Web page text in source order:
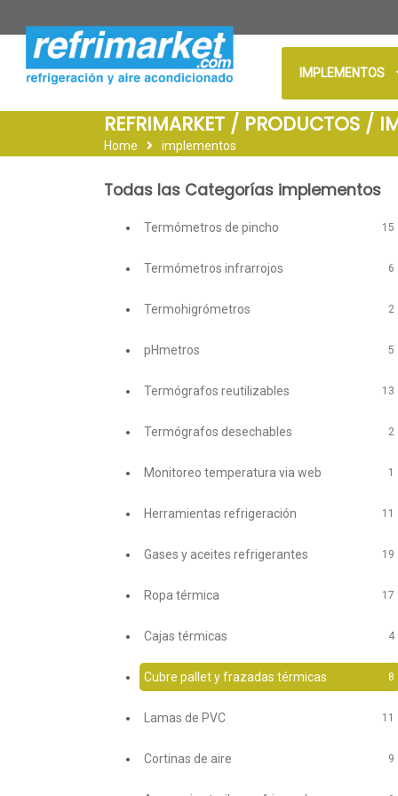
IMPLEMENTOS
REFRIMARKET / PRODUCTOS /
Home implementos
Todas las Categorías implementos
Termómetros de pincho 15
Termómetros infrarrojos 6
Termohigrómetros 2
pHmetros 5
Termógrafos reutilizables 13
Termógrafos desechables 2
Monitoreo temperatura via web 1
Herramientas refrigeración 11
Gases y aceites refrigerantes 19
Ropa térmica 17
Cajas térmicas 4
Cubre pallet y frazadas térmicas 8
Lamas de PVC 11
Cortinas de aire 9